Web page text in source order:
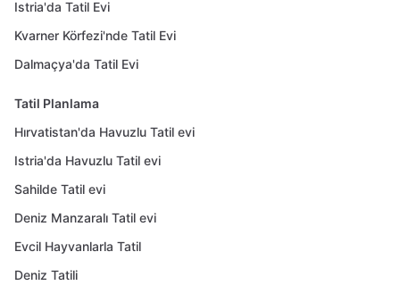
Istria'da Tatil Evi
Kvarner Körfezi'nde Tatil Evi
Dalmaçya'da Tatil Evi
Tatil Planlama
Hırvatistan'da Havuzlu Tatil evi
Istria'da Havuzlu Tatil evi
Sahilde Tatil evi
Deniz Manzaralı Tatil evi
Evcil Hayvanlarla Tatil
Deniz Tatili